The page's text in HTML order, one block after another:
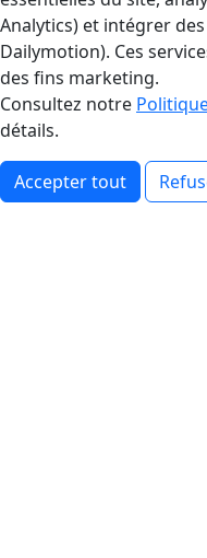
Analytics) et intégrer
Dailymotion). Ces
des fins marketing.
Consultez notre
détails.
Accepter tout